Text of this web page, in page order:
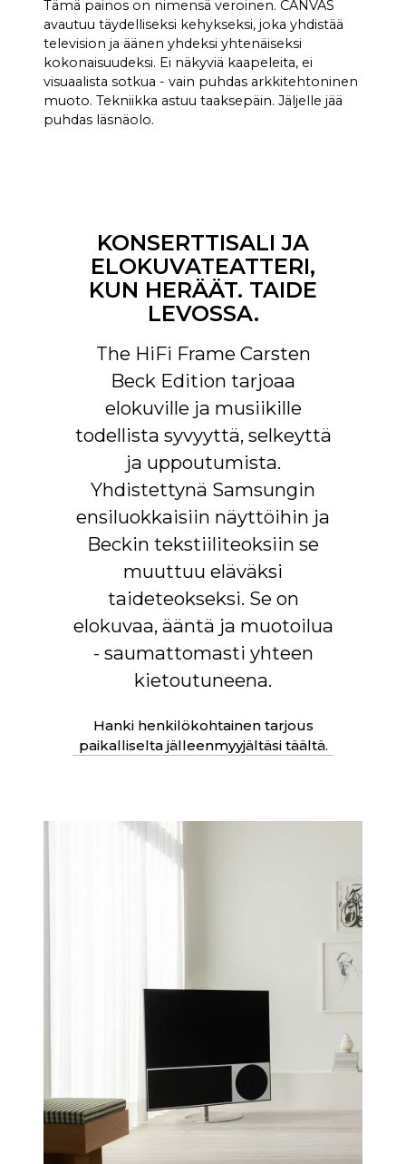
tai valinnaista Zen Mic -
mikrofonia
LIITÄNTÄ
HDMI eARC, Toslink,
Analoginen, Apple AirPlay 2
(monihuone), Google Cast
muodostamiseksi olemassa
oleviin ohjausjärjestelmiin,
kuten Sonos-sovellukseen,
Bluetooth, B&O App,
Bluesound, HEOS, Bose App,
ohjausyksiköihin. Ota yhteyttä
asiakaspalveluumme, jos
sinulla on erityisiä toiveita.
PÄIVITYS
Ohjelmiston automaattinen
OTA. Laitteistoelektroniikka
päivitettävissä
Tämä painos on nimensä veroinen. CANVAS
avautuu täydelliseksi kehykseksi, joka yhdistää
television ja äänen yhdeksi yhtenäiseksi
kokonaisuudeksi. Ei näkyviä kaapeleita, ei
visuaalista sotkua - vain puhdas arkkitehtoninen
muoto. Tekniikka astuu taaksepäin. Jäljelle jää
puhdas läsnäolo.
KONSERTTISALI JA
ELOKUVATEATTERI,
KUN HERÄÄT. TAIDE
LEVOSSA.
The HiFi Frame Carsten
Beck Edition tarjoaa
elokuville ja musiikille
todellista syvyyttä, selkeyttä
ja uppoutumista.
Yhdistettynä Samsungin
ensiluokkaisiin näyttöihin ja
Beckin tekstiiliteoksiin se
muuttuu eläväksi
taideteokseksi. Se on
elokuvaa, ääntä ja muotoilua
- saumattomasti yhteen
kietoutuneena.
Hanki henkilökohtainen tarjous
paikalliselta jälleenmyyjältäsi täältä.